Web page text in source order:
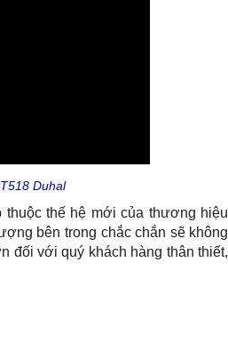
Duhal
thuộc thế hệ mới của thương hiệu
bên trong chắc chắn sẽ không
đối với quý khách hàng thân thiết,